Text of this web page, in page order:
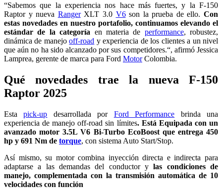
“Sabemos que la experiencia nos hace más fuertes, y la F-150
Raptor y nueva RangerXLT 3.0 V6son la prueba de ello. Con
estas novedades en nuestro portafolio, continuamos elevando el
estándar de la categoría en materia de performance, robustez,
dinámica de manejooff-road y experiencia de los clientes a un nivel
que aún no ha sido alcanzado por sus competidores.“, afirmó Jessica
Lamprea, gerente de marca para Ford MotorColombia.
Qué novedades trae la nueva F-150
Raptor 2025
Estapick-up desarrollada por Ford Performance brinda una
experiencia de manejo off-road sin límites. Está Equipada con un
avanzado motor 3.5L V6 Bi-Turbo EcoBoost que entrega 450
hp y 691 Nm de torque, con sistema Auto Start/Stop.
Así mismo, su motor combina inyección directa e indirecta para
adaptarse a las demandas del conductor ylas condiciones de
manejo, complementada con la transmisión automática de 10
velocidades con función